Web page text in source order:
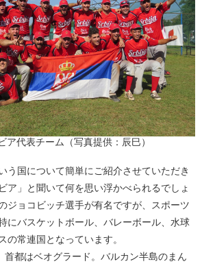
ア代表チーム（写真提供：辰巳）
う国について簡単にご紹介させていただき
ア」と聞いて何を思い浮かべられるでしょ
ジョコビッチ選手が有名ですが、スポーツ
にバスケットボール、バレーボール、水球
の常連国となっています。
都はベオグラード。バルカン半島のまん